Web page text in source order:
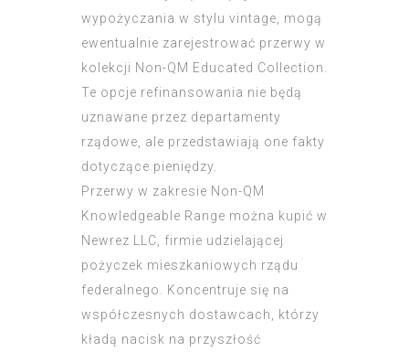
wypożyczania w stylu vintage, mogą
ewentualnie zarejestrować przerwy w
kolekcji Non-QM Educated Collection.
Te opcje refinansowania nie będą
uznawane przez departamenty
rządowe, ale przedstawiają one fakty
dotyczące pieniędzy.
Przerwy w zakresie Non-QM
Knowledgeable Range można kupić w
Newrez LLC, firmie udzielającej
pożyczek mieszkaniowych rządu
federalnego. Koncentruje się na
współczesnych dostawcach, którzy
kładą nacisk na przyszłość